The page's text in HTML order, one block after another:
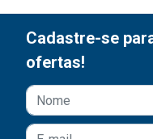
Cadastre-se
ofertas!